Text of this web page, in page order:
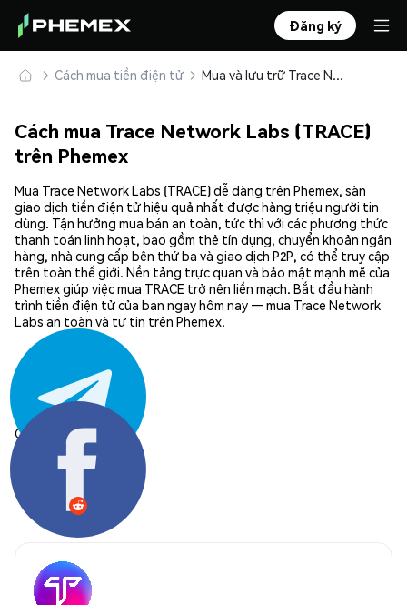
Đăng ký
Cách mua tiền điện tử Mua và lưu trữ Trace Network Labs (TRACE) an toàn
Cách mua Trace Network Labs (TRACE)
trên Phemex
Mua Trace Network Labs (TRACE) dễ dàng trên Phemex, sàn
giao dịch tiền điện tử hiệu quả nhất được hàng triệu người tin
dùng. Tận hưởng mua bán an toàn, tức thì với các phương thức
thanh toán linh hoạt, bao gồm thẻ tín dụng, chuyển khoản ngân
hàng, nhà cung cấp bên thứ ba và giao dịch P2P, có thể truy cập
trên toàn thế giới. Nền tảng trực quan và bảo mật mạnh mẽ của
Phemex giúp việc mua TRACE trở nên liền mạch. Bắt đầu hành
trình tiền điện tử của bạn ngay hôm nay — mua Trace Network
Labs an toàn và tự tin trên Phemex.
Chia sẻ: